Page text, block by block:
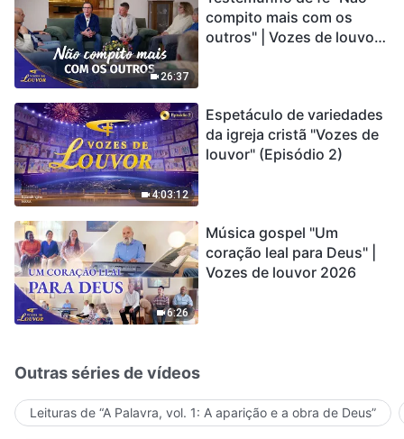
humanidade está
entrando em contagem
26:37
compito mais com os
outros" | Vozes de louvor
4:03:12
Espetáculo de variedades
da igreja cristã "Vozes de
louvor" (Episódio 2)
6:26
Música gospel "Um
coração leal para Deus" |
Vozes de louvor 2026
Outras séries de vídeos
Leituras de “A Palavra, vol. 1: A aparição e a obra de Deus”